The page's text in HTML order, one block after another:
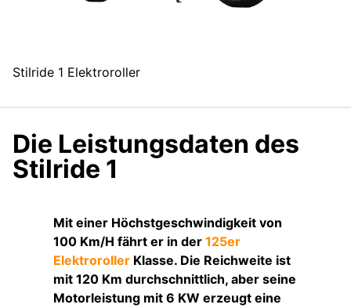
Stilride 1 Elektroroller
Die Leistungsdaten des
Stilride 1
Mit einer Höchstgeschwindigkeit von
100 Km/H fährt er in der 125er
Elektroroller Klasse. Die Reichweite ist
mit 120 Km durchschnittlich, aber seine
Motorleistung mit 6 KW erzeugt eine